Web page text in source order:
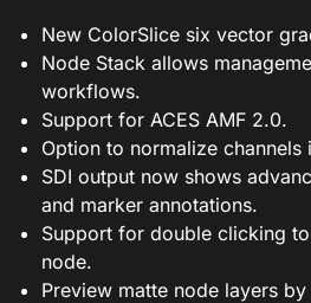
New ColorSlice six vector
Node Stack allows
workflows.
Support for ACES AMF 2.0.
Option to normalize channels
SDI output now shows
and marker annotations.
Support for double clicking
node.
Preview matte node layers